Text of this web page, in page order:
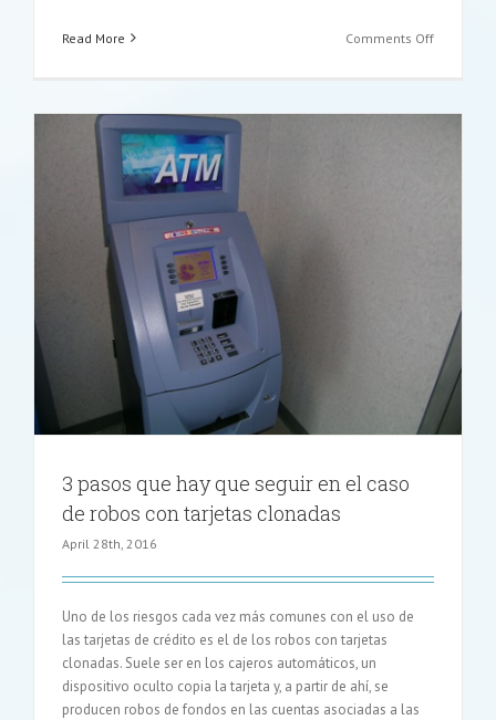
Read More Comments Offon
3 pasos que hay que seguir en el caso
de robos con tarjetas clonadas
April 28th, 2016
Uno de los riesgos cada vez más comunes con el uso de
las tarjetas de crédito es el de los robos con tarjetas
clonadas. Suele ser en los cajeros automáticos, un
dispositivo oculto copia la tarjeta y, a partir de ahí, se
producen robos de fondos en las cuentas asociadas a las